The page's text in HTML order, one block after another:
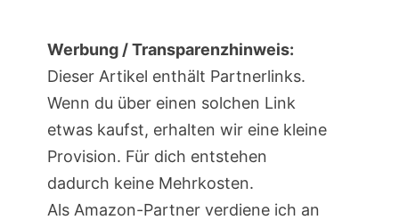
Werbung / Transparenzhinweis:
Dieser Artikel enthält Partnerlinks.
Wenn du über einen solchen Link
etwas kaufst, erhalten wir eine kleine
Provision. Für dich entstehen
dadurch keine Mehrkosten.
Als Amazon-Partner verdiene ich an